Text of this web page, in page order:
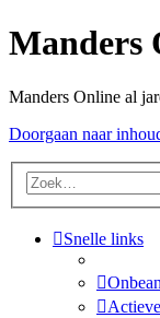
Manders
Manders Online al
Doorgaan naar
Snelle links